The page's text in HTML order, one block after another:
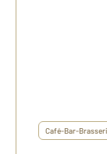
Café-Bar-